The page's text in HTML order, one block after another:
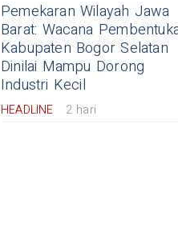
Pemekaran Wilayah Jawa
Barat: Wacana
Kabupaten Bogor Selatan
Dinilai Mampu Dorong
Industri Kecil
HEADLINE 2 hari